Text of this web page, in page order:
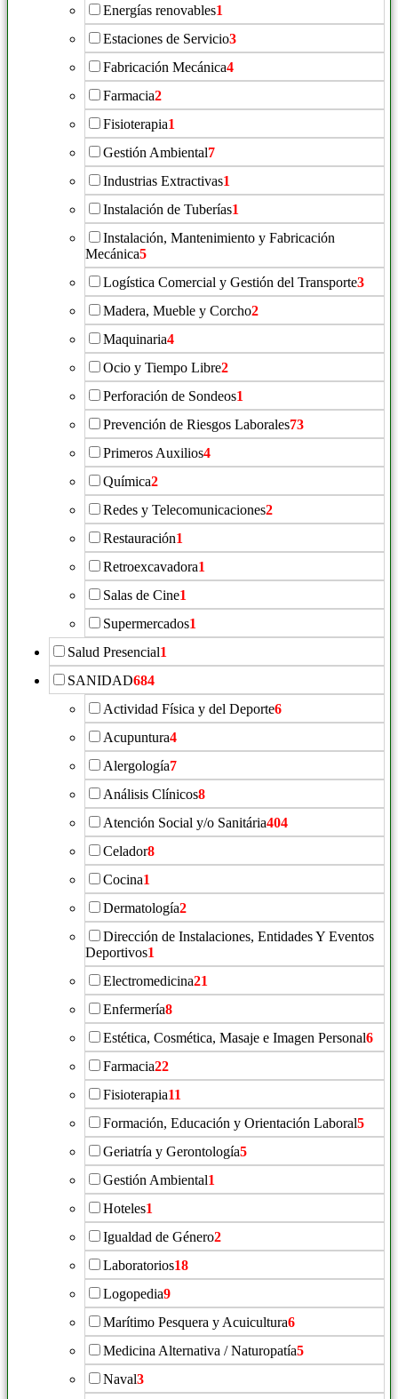
Energías renovables1
Estaciones de Servicio3
Fabricación Mecánica4
Farmacia2
Fisioterapia1
Gestión Ambiental7
Industrias Extractivas1
Instalación de Tuberías1
Instalación, Mantenimiento y Fabricación
Mecánica5
Logística Comercial y Gestión del Transporte3
Madera, Mueble y Corcho2
Maquinaria4
Ocio y Tiempo Libre2
Perforación de Sondeos1
Prevención de Riesgos Laborales73
Primeros Auxilios4
Química2
Redes y Telecomunicaciones2
Restauración1
Retroexcavadora1
Salas de Cine1
Supermercados1
Salud Presencial1
SANIDAD684
Actividad Física y del Deporte6
Acupuntura4
Alergología7
Análisis Clínicos8
Atención Social y/o Sanitária404
Celador8
Cocina1
Dermatología2
Dirección de Instalaciones, Entidades Y Eventos
Deportivos1
Electromedicina21
Enfermería8
Estética, Cosmética, Masaje e Imagen Personal6
Farmacia22
Fisioterapia11
Formación, Educación y Orientación Laboral5
Geriatría y Gerontología5
Gestión Ambiental1
Hoteles1
Igualdad de Género2
Laboratorios18
Logopedia9
Marítimo Pesquera y Acuicultura6
Medicina Alternativa / Naturopatía5
Naval3